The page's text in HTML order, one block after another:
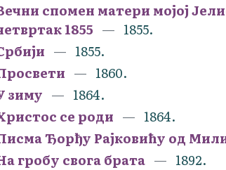
спомен матери мојој
1855
1855.
1855.
1860.
зиму
1864.
се роди
1864.
Ђорђу Рајковићу од
гробу свога брата
1892.